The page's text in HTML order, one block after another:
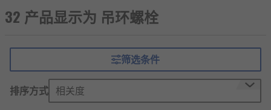
吊环螺栓的工作原理
处理和清除氧化皮，锻件无过烧、裂缝缺陷。
吊环螺栓必须垂直安装与工件平面上，且接合
面需平整，接合需紧密，必须调整至拉伸方
向，螺丝避免与尖棱物体接触。
32 产品显示为 吊环螺栓
筛选条件
排序方式 相关度